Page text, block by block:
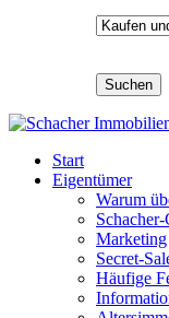
Suchen
Start
Eigentümer
Warum
Marketing
Secret-
Häufige